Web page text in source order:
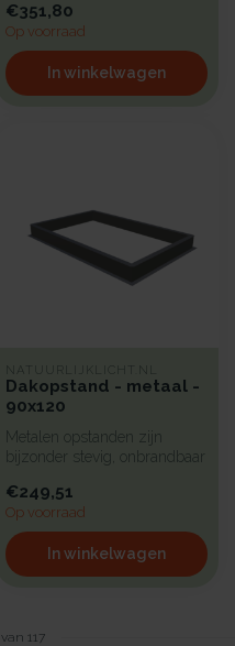
€351,80
Op voorraad
In winkelwagen
NATUURLIJKLICHT.NL
Dakopstand - metaal -
90x120
Metalen opstanden zijn
bijzonder stevig, onbrandbaar
€249,51
Op voorraad
In winkelwagen
van 117